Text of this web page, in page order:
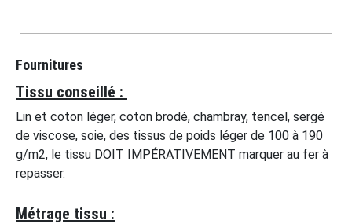
Fournitures
Tissu conseillé :
Lin et coton léger, coton brodé, chambray, tencel, sergé
de viscose, soie, des tissus de poids léger de 100 à 190
g/m2, le tissu DOIT IMPÉRATIVEMENT marquer au fer à
repasser.
Métrage tissu :